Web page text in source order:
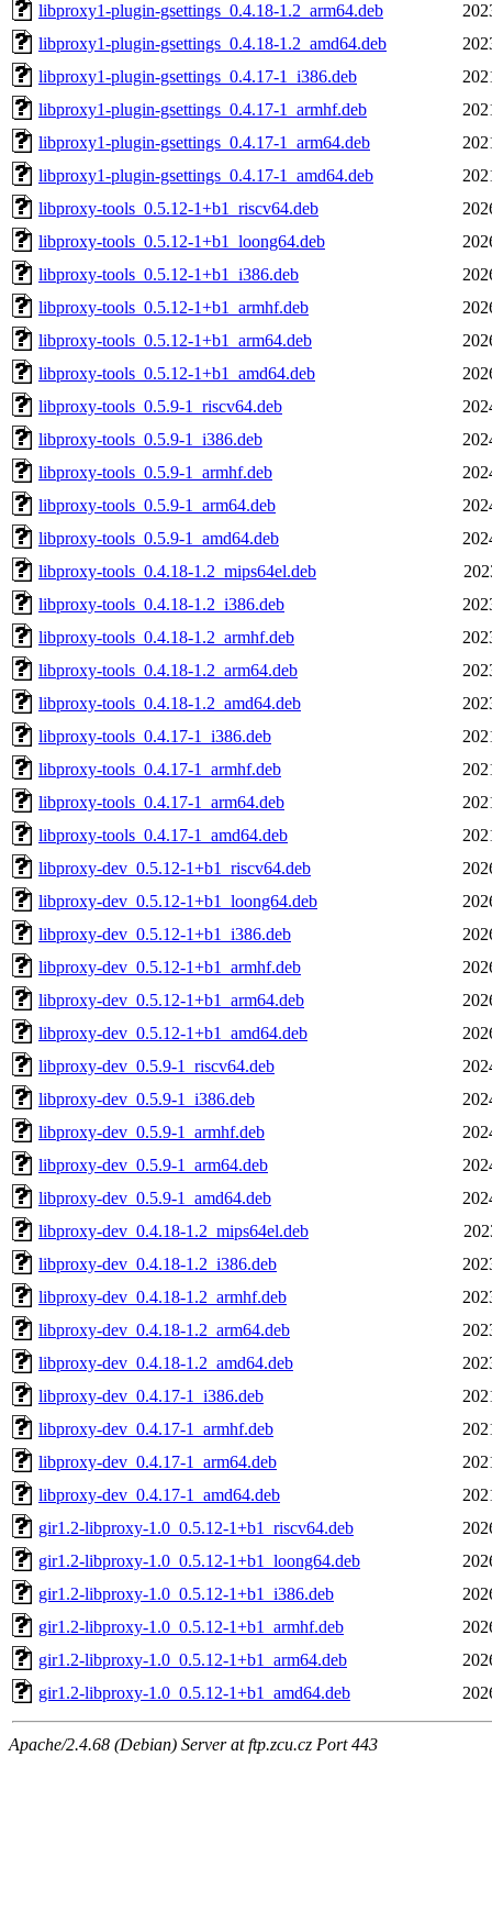
libproxy1-plugin-gsettings_0.4.18-1.2_arm64.deb
libproxy1-plugin-gsettings_0.4.18-1.2_amd64.deb
libproxy1-plugin-gsettings_0.4.17-1_i386.deb
libproxy1-plugin-gsettings_0.4.17-1_armhf.deb
libproxy1-plugin-gsettings_0.4.17-1_arm64.deb
libproxy1-plugin-gsettings_0.4.17-1_amd64.deb
libproxy-tools_0.5.12-1+b1_riscv64.deb
libproxy-tools_0.5.12-1+b1_loong64.deb
libproxy-tools_0.5.12-1+b1_i386.deb
libproxy-tools_0.5.12-1+b1_armhf.deb
libproxy-tools_0.5.12-1+b1_arm64.deb
libproxy-tools_0.5.12-1+b1_amd64.deb
libproxy-tools_0.5.9-1_riscv64.deb
libproxy-tools_0.5.9-1_i386.deb
libproxy-tools_0.5.9-1_armhf.deb
libproxy-tools_0.5.9-1_arm64.deb
libproxy-tools_0.5.9-1_amd64.deb
libproxy-tools_0.4.18-1.2_mips64el.deb
libproxy-tools_0.4.18-1.2_i386.deb
libproxy-tools_0.4.18-1.2_armhf.deb
libproxy-tools_0.4.18-1.2_arm64.deb
libproxy-tools_0.4.18-1.2_amd64.deb
libproxy-tools_0.4.17-1_i386.deb
libproxy-tools_0.4.17-1_armhf.deb
libproxy-tools_0.4.17-1_arm64.deb
libproxy-tools_0.4.17-1_amd64.deb
libproxy-dev_0.5.12-1+b1_riscv64.deb
libproxy-dev_0.5.12-1+b1_loong64.deb
libproxy-dev_0.5.12-1+b1_i386.deb
libproxy-dev_0.5.12-1+b1_armhf.deb
libproxy-dev_0.5.12-1+b1_arm64.deb
libproxy-dev_0.5.12-1+b1_amd64.deb
libproxy-dev_0.5.9-1_riscv64.deb
libproxy-dev_0.5.9-1_i386.deb
libproxy-dev_0.5.9-1_armhf.deb
libproxy-dev_0.5.9-1_arm64.deb
libproxy-dev_0.5.9-1_amd64.deb
libproxy-dev_0.4.18-1.2_mips64el.deb
libproxy-dev_0.4.18-1.2_i386.deb
libproxy-dev_0.4.18-1.2_armhf.deb
libproxy-dev_0.4.18-1.2_arm64.deb
libproxy-dev_0.4.18-1.2_amd64.deb
libproxy-dev_0.4.17-1_i386.deb
libproxy-dev_0.4.17-1_armhf.deb
libproxy-dev_0.4.17-1_arm64.deb
libproxy-dev_0.4.17-1_amd64.deb
gir1.2-libproxy-1.0_0.5.12-1+b1_riscv64.deb
gir1.2-libproxy-1.0_0.5.12-1+b1_loong64.deb
gir1.2-libproxy-1.0_0.5.12-1+b1_i386.deb
gir1.2-libproxy-1.0_0.5.12-1+b1_armhf.deb
gir1.2-libproxy-1.0_0.5.12-1+b1_arm64.deb
gir1.2-libproxy-1.0_0.5.12-1+b1_amd64.deb
Apache/2.4.68 (Debian) Server at ftp.zcu.cz Port 443